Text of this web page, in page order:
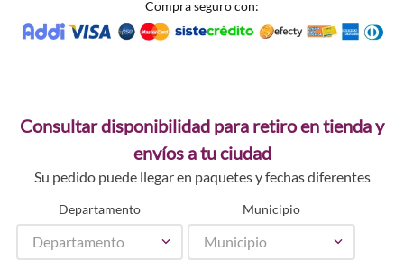
Compra seguro con:
Consultar disponibilidad para retiro en tienda y
envíos a tu ciudad
Su pedido puede llegar en paquetes y fechas diferentes
Departamento
Departamento
Municipio
Municipio